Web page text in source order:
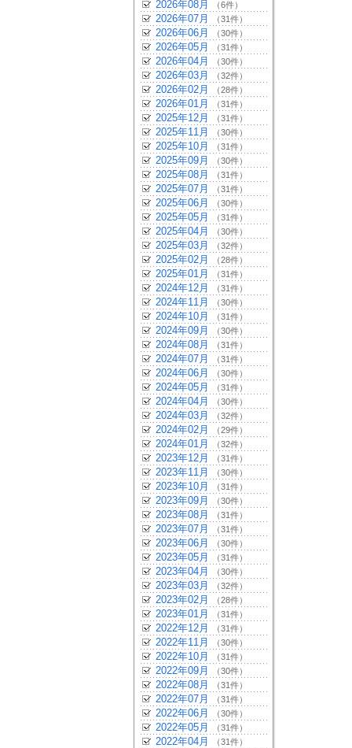
2026年08月 （6件）
2026年07月 （31件）
2026年06月 （30件）
2026年05月 （31件）
2026年04月 （30件）
2026年03月 （32件）
2026年02月 （28件）
2026年01月 （31件）
2025年12月 （31件）
2025年11月 （30件）
2025年10月 （31件）
2025年09月 （30件）
2025年08月 （31件）
2025年07月 （31件）
2025年06月 （30件）
2025年05月 （31件）
2025年04月 （30件）
2025年03月 （32件）
2025年02月 （28件）
2025年01月 （31件）
2024年12月 （31件）
2024年11月 （30件）
2024年10月 （31件）
2024年09月 （30件）
2024年08月 （31件）
2024年07月 （31件）
2024年06月 （30件）
2024年05月 （31件）
2024年04月 （30件）
2024年03月 （32件）
2024年02月 （29件）
2024年01月 （32件）
2023年12月 （31件）
2023年11月 （30件）
2023年10月 （31件）
2023年09月 （30件）
2023年08月 （31件）
2023年07月 （31件）
2023年06月 （30件）
2023年05月 （31件）
2023年04月 （30件）
2023年03月 （32件）
2023年02月 （28件）
2023年01月 （31件）
2022年12月 （31件）
2022年11月 （30件）
2022年10月 （31件）
2022年09月 （30件）
2022年08月 （31件）
2022年07月 （31件）
2022年06月 （30件）
2022年05月 （31件）
2022年04月 （31件）